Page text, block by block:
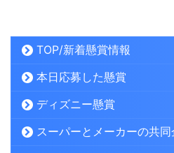
TOP/新着懸賞情報
本日応募した懸賞
ディズニー懸賞
スーパーとメーカーの共同